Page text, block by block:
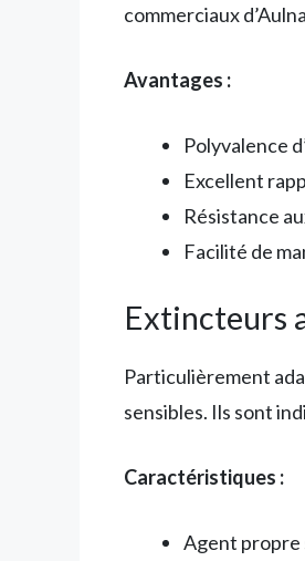
commerciaux
Avantages :
Polyvalence
Excellent
Résistance
Facilité de
Extincteurs
Particulièrement
sensibles. Ils sont
Caractéristiques :
Agent propre